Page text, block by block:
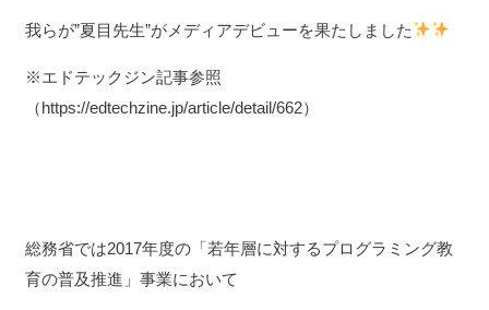
我らが”夏目先生”がメディアデビューを果たしました
※エドテックジン記事参照
（https://edtechzine.jp/article/detail/662）
総務省では2017年度の「若年層に対するプログラミング教
育の普及推進」事業において